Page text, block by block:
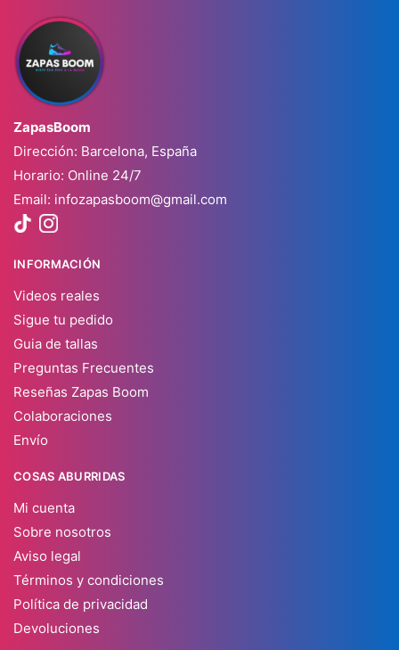
ZapasBoom
Dirección: Barcelona, España
Horario: Online 24/7
Email: infozapasboom@gmail.com
INFORMACIÓN
Videos reales
Sigue tu pedido
Guia de tallas
Preguntas Frecuentes
Reseñas Zapas Boom
Colaboraciones
Envío
COSAS ABURRIDAS
Mi cuenta
Sobre nosotros
Aviso legal
Términos y condiciones
Política de privacidad
Devoluciones